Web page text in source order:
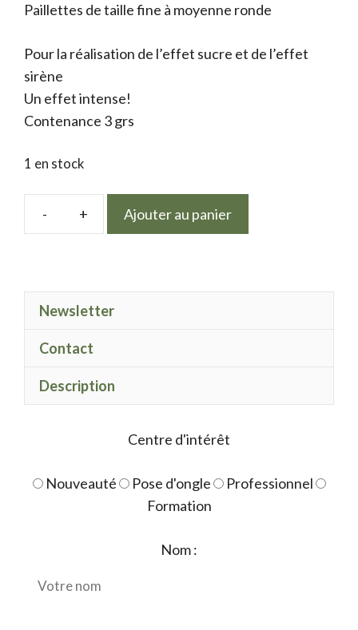
initial
1.70 €.
actuel
1.20 €.
Paillettes de taille fine à moyenne ronde
Pour la réalisation de l’effet sucre et de l’effet
sirène
Un effet intense!
Contenance 3 grs
1 en stock
quantité
Spark
féerie
Ajouter au panier
Newsletter
Contact
Description
Centre d'intérêt
Nouveauté Pose d'ongle
Professionnel
Formation
Nom :